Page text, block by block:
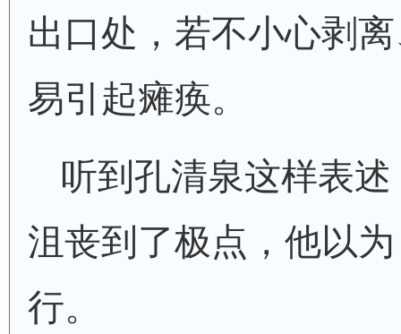
出口处，若不小心剥
易引起瘫痪。
听到孔清泉这样表
沮丧到了极点，他以
行。